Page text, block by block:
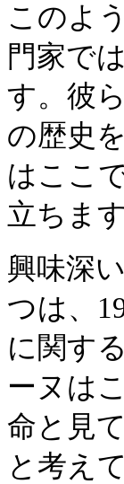
このよ
門家で
す。彼
の歴史
はここ
立ちます
興味深
つは、
に関す
ーヌは
命と見
と考え